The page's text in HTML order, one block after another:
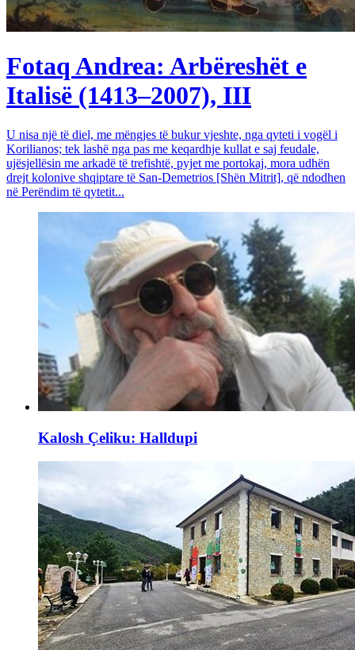
Fotaq Andrea: Arbëreshët e
Italisë (1413–2007), III
U nisa një të diel, me mëngjes të bukur vjeshte, nga qyteti i vogël i
Korilianos; tek lashë nga pas me keqardhje kullat e saj feudale,
ujësjellësin me arkadë të trefishtë, pyjet me portokaj, mora udhën
drejt kolonive shqiptare të San-Demetrios [Shën Mitrit], që ndodhen
në Perëndim të qytetit...
Kalosh Çeliku: Halldupi